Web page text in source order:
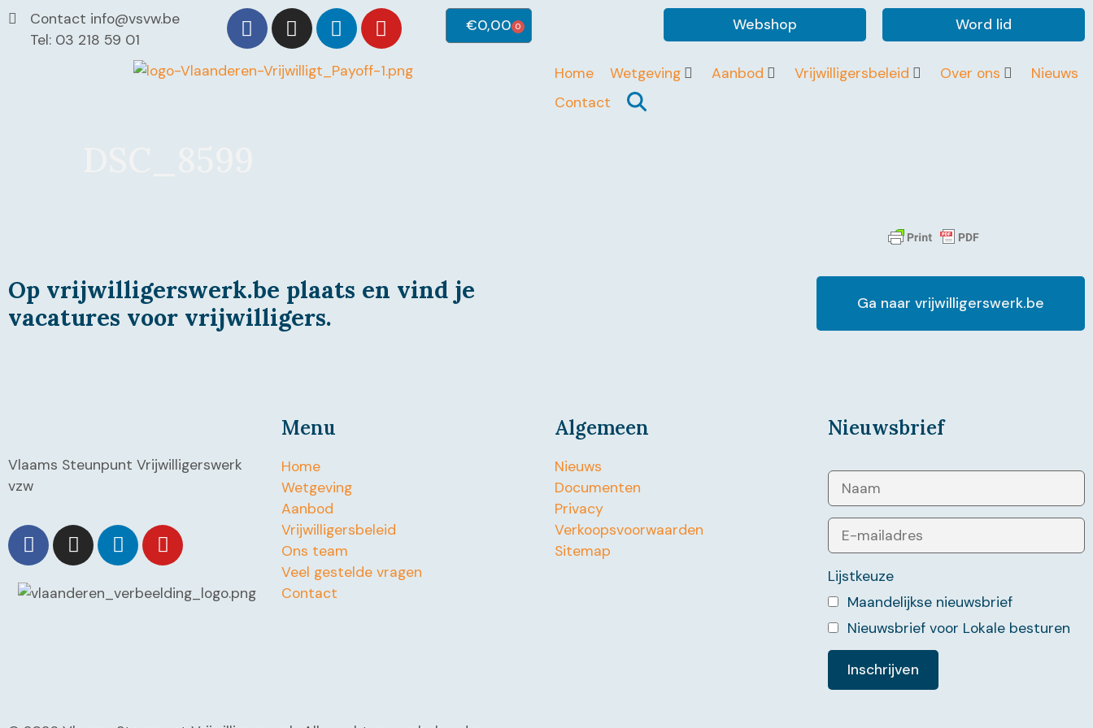
Contact info@vsvw.be
Tel: 03 218 59 01
€0,00 0 Webshop Word lid
Home Wetgeving Aanbod Vrijwilligersbeleid Over ons
Nieuws
Contact
Op vrijwilligerswerk.be plaats en vind je
vacatures voor vrijwilligers.
Ga naar vrijwilligerswerk.be
Vlaams Steunpunt Vrijwilligerswerk
vzw
Menu
Home
Wetgeving
Aanbod
Vrijwilligersbeleid
Ons team
Veel gestelde vragen
Contact
Algemeen
Nieuws
Documenten
Privacy
Verkoopsvoorwaarden
Sitemap
Nieuwsbrief
Lijstkeuze
Maandelijkse nieuwsbrief
Nieuwsbrief voor Lokale besturen